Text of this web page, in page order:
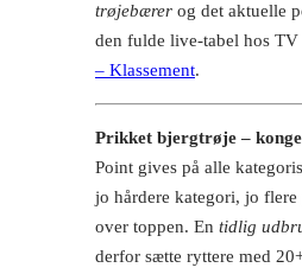
trøjebærer og det aktuelle
den fulde live-tabel hos TV
– Klassement.
Prikket bjergtrøje –
Point gives på alle
jo hårdere kategori, jo
over toppen. En tidlig
derfor sætte ryttere med